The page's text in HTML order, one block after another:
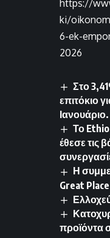
https://
ki/
6-ek-
2026
Στο
επιτόκιο
Ιανουάριο.
Το
έθεσε τις
Η
Great
προϊόντα